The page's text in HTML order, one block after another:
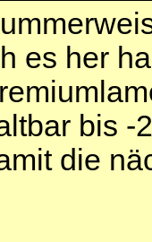
es her
bis -
die